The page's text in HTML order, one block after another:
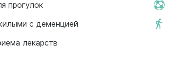
прогулок
с деменцией
лекарств